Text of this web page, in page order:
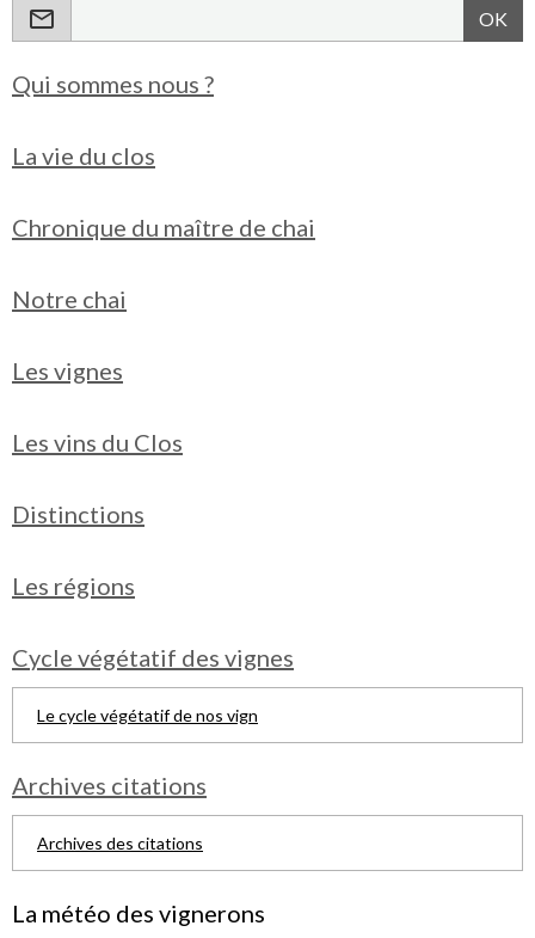
OK
Qui sommes nous ?
La vie du clos
Chronique du maître de chai
Notre chai
Les vignes
Les vins du Clos
Distinctions
Les régions
Cycle végétatif des vignes
Le cycle végétatif de nos vign
Archives citations
Archives des citations
La météo des vignerons